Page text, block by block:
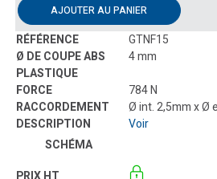
AJOUTER AU PANIER
GTNF15
4 mm
784 N
Ø int. 2,5mm x Ø
Voir